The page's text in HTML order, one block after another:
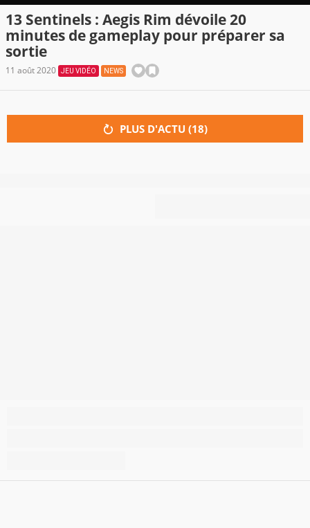
13 Sentinels : Aegis Rim dévoile 20
minutes de gameplay pour préparer sa
sortie
11 août 2020 JEU VIDÉO NEWS
PLUS D'ACTU (18)